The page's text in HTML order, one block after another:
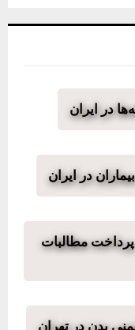
در ایران
در ایران
مطالبات
بدن در تهران